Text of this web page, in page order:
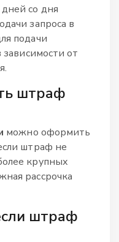
со дня
запроса в
подачи
зависимости от
штраф
можно оформить
штраф не
крупных
рассрочка
штраф